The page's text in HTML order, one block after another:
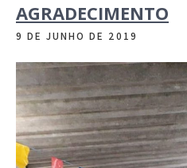
AGRADECIMENTO
9 DE JUNHO DE 2019